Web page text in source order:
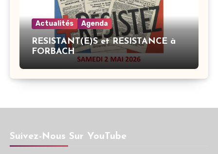
Actualités Agenda
RESISTANT(E)S et RESISTANCE à
FORBACH
Suivez-Nous Sur YouTube